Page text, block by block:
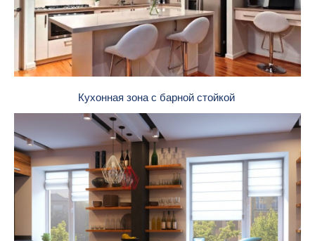
Кухонная зона с барной стойкой